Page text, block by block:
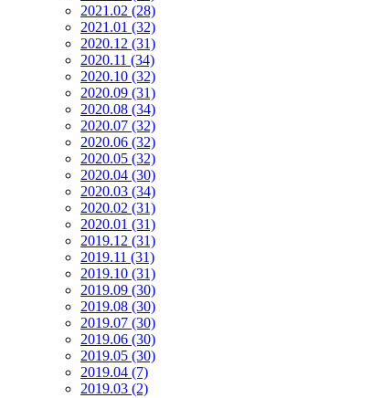
2021.02 (28)
2021.01 (32)
2020.12 (31)
2020.11 (34)
2020.10 (32)
2020.09 (31)
2020.08 (34)
2020.07 (32)
2020.06 (32)
2020.05 (32)
2020.04 (30)
2020.03 (34)
2020.02 (31)
2020.01 (31)
2019.12 (31)
2019.11 (31)
2019.10 (31)
2019.09 (30)
2019.08 (30)
2019.07 (30)
2019.06 (30)
2019.05 (30)
2019.04 (7)
2019.03 (2)